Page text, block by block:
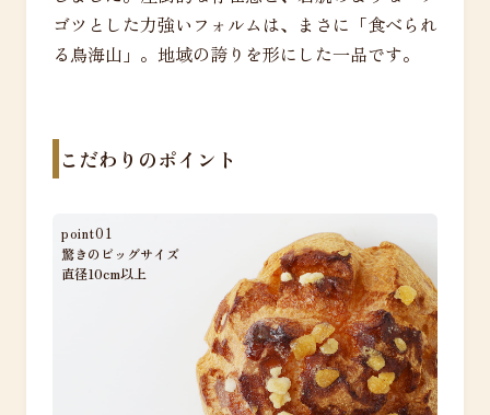
ゴツとした力強いフォルムは、まさに「食べられ
る鳥海山」。地域の誇りを形にした一品です。
こだわりのポイント
point01
驚きのビッグサイズ
直径10cm以上